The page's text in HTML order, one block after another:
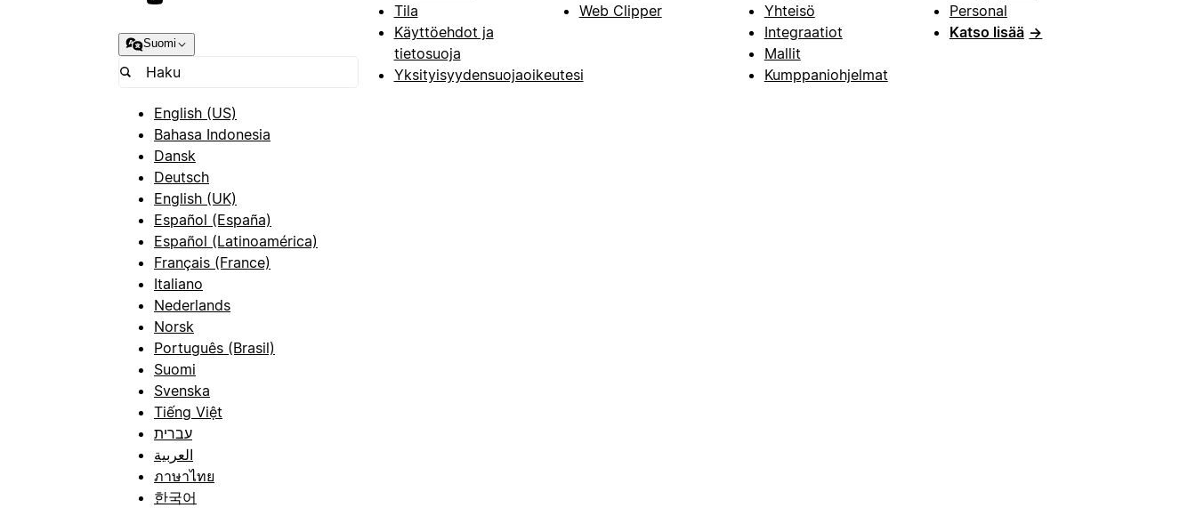
Suomi
English (US)
Bahasa Indonesia
Dansk
Deutsch
English (UK)
Español (España)
Español (Latinoamérica)
Français (France)
Italiano
Nederlands
Norsk
Português (Brasil)
Suomi
Svenska
Tiếng Việt
עברית
العربية
ภาษาไทย
한국어
Tila
Käyttöehdot ja
tietosuoja
Yksityisyydensuojaoikeutesi
Web Clipper
Yhteisö
Integraatiot
Mallit
Kumppaniohjelmat
Personal
Katso lisää →